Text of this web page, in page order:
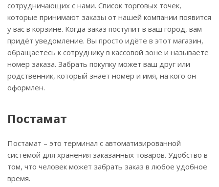
сотрудничающих с нами. Список торговых точек,
которые принимают заказы от нашей компании появится
у вас в корзине. Когда заказ поступит в ваш город, вам
придёт уведомление. Вы просто идёте в этот магазин,
обращаетесь к сотруднику в кассовой зоне и называете
номер заказа. Забрать покупку может ваш друг или
родственник, который знает номер и имя, на кого он
оформлен.
Постамат
Постамат – это терминал с автоматизированной
системой для хранения заказанных товаров. Удобство в
том, что человек может забрать заказ в любое удобное
время.